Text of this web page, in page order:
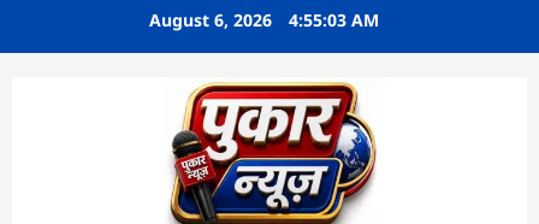
August 6, 2026 4:55:03 AM